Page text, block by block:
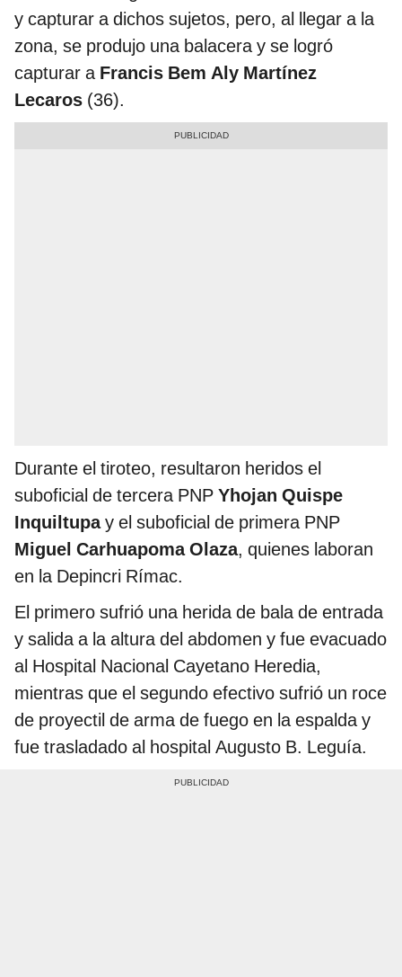
y capturar a dichos sujetos, pero, al llegar a la
zona, se produjo una balacera y se logró
capturar a Francis Bem Aly Martínez
Lecaros (36).
Durante el tiroteo, resultaron heridos el
suboficial de tercera PNP Yhojan Quispe
Inquiltupay el suboficial de primera PNP
Miguel Carhuapoma Olaza, quienes laboran
en la Depincri Rímac.
El primero sufrió una herida de bala de entrada
y salida a la altura del abdomen y fue evacuado
al Hospital Nacional Cayetano Heredia,
mientras que el segundo efectivo sufrió un roce
de proyectil de arma de fuego en la espalda y
fue trasladado al hospital Augusto B. Leguía.